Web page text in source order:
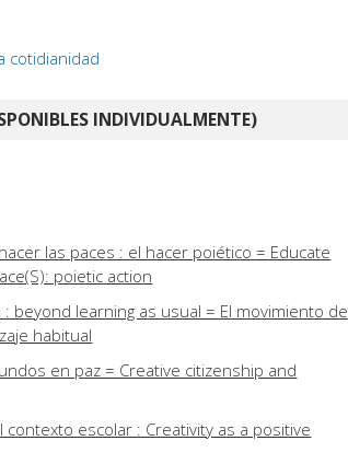
cotidianidad
INDIVIDUALMENTE)
las paces : el hacer poiético = Educate
poietic action
beyond learning as usual = El movimiento de
habitual
en paz = Creative citizenship and
escolar : Creativity as a positive